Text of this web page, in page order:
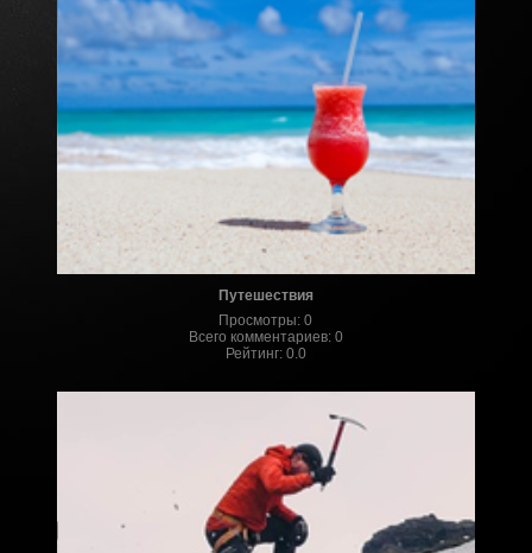
Путешествия
Просмотры:0
Всего комментариев: 0
Рейтинг: 0.0